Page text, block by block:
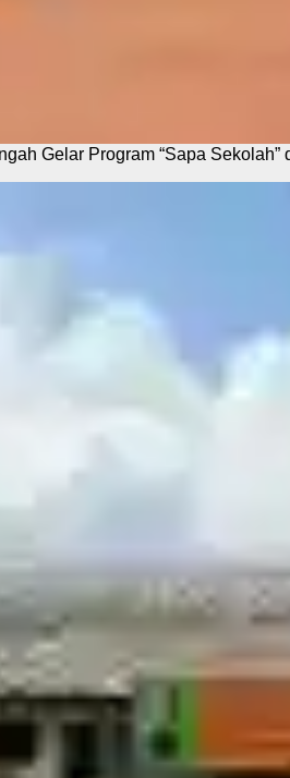
Gelar Program “Sapa